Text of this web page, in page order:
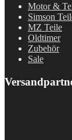
Motor &
Simson
MZ Teile
Oldtimer
Zubehör
Sale